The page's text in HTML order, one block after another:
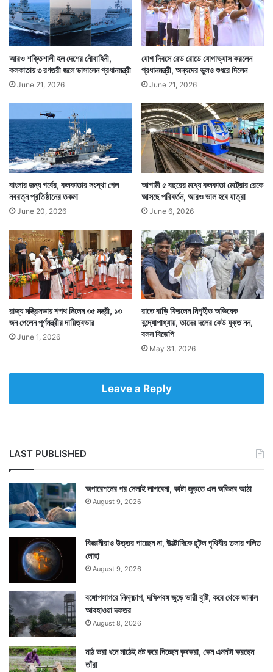
এবার আসা যাক চন্দ্রযান-৩-এর খরচে। চন্দ্রযান-৩-কে চাঁদে
পাঠাতে ইসরোর মোট খরচ পড়েছে ৬১৫ কোটি টাকার মতন। হিসাব
করে দেখা যাচ্ছে দুর্গাপুজোয় রাজ্যসরকারের এবারের খরচ ইসরোর
চন্দ্রযান-৩-এর খরচের ৫৭ শতাংশ।
চাঁদে ভারতের পা দিতে যে খরচ হয়েছে তার ৫৭ শতাংশ অর্থ এবার
Tags Chandrayaan-3 Durga Puja Kolkata News
আরও শক্তিশালী হল দেশের নৌবাহিনী,
কলকাতায় ৩ রণতরী জলে ভাসালেন প্রধানমন্ত্রী
June 21, 2026
যোগ দিবসে রেড রোডে যোগাভ্যাস করলেন
প্রধানমন্ত্রী, অন্যদের ভুলও শুধরে দিলেন
June 21, 2026
বাংলার জন্য গর্বের, কলকাতার সংস্থা পেল
নবরত্ন প্রতিষ্ঠানের তকমা
June 20, 2026
আগামী ৫ বছরের মধ্যে কলকাতা মেট্রোর রেকে
আসছে পরিবর্তন, আরও ভাল হবে যাত্রা
June 6, 2026
রাজ্য মন্ত্রিসভায় শপথ নিলেন ৩৫ মন্ত্রী, ১৩
জন পেলেন পূর্ণমন্ত্রীর দায়িত্বভার
June 1, 2026
রাতে বাড়ি ফিরলেন নিগৃহীত অভিষেক
বন্দ্যোপাধ্যায়, তাদের দলের কেউ যুক্ত নন,
বলল বিজেপি
May 31, 2026
Leave a Reply
LAST PUBLISHED
অপারেশনের পর সেলাই লাগবেনা, কাটা জুড়তে এল অভিনব আঠা
August 9, 2026
বিজ্ঞানীরাও উত্তর পাচ্ছেন না, উল্টোদিকে ছুটল পৃথিবীর তলার গলিত
লোহা
August 9, 2026
বঙ্গোপসাগরে নিম্নচাপ, দক্ষিণবঙ্গ জুড়ে ভারী বৃষ্টি, কবে থেকে জানাল
আবহাওয়া দফতর
August 8, 2026
মাঠ ভরা ধনে মাঠেই নষ্ট করে দিচ্ছেন কৃষকরা, কেন এমনটা করছেন
তাঁরা